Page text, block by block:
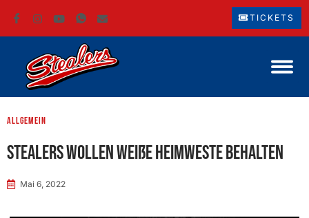
TICKETS
Allgemein
Stealers wollen weiße Heimweste behalten
Mai 6, 2022